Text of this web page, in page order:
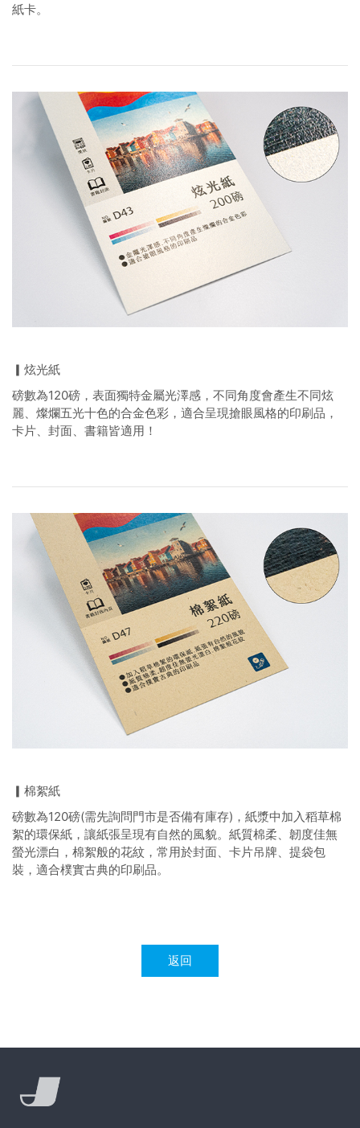
紙卡。
▎炫光紙
磅數為120磅，表面獨特金屬光澤感，不同角度會產生不同炫
麗、燦爛五光十色的合金色彩，適合呈現搶眼風格的印刷品，
卡片、封面、書籍皆適用！
▎棉絮紙
磅數為120磅(需先詢問門市是否備有庫存)，紙漿中加入稻草棉
絮的環保紙，讓紙張呈現有自然的風貌。紙質棉柔、韌度佳無
螢光漂白，棉絮般的花紋，常用於封面、卡片吊牌、提袋包
裝，適合樸實古典的印刷品。
返回